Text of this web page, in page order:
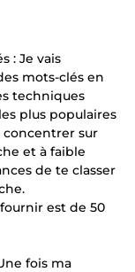
: Je vais
mots-clés en
techniques
plus populaires
concentrer sur
et à faible
de te classer
est de 50
fois ma